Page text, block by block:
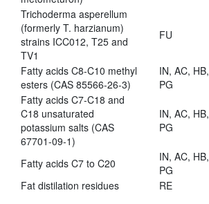
Trichoderma asperellum
(formerly T. harzianum)
strains ICC012, T25 and
TV1
FU
Fatty acids C8-C10 methyl
esters (CAS 85566-26-3)
IN, AC, HB,
PG
Fatty acids C7-C18 and
C18 unsaturated
potassium salts (CAS
67701-09-1)
IN, AC, HB,
PG
Fatty acids C7 to C20
IN, AC, HB,
PG
Fat distilation residues
RE